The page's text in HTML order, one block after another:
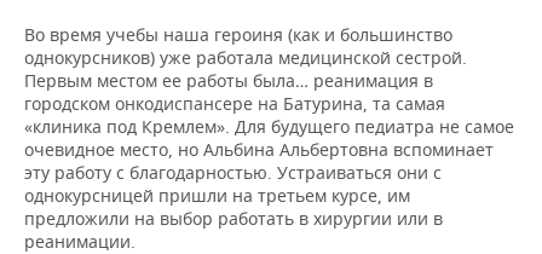
Во время учебы наша героиня (как и большинство
однокурсников) уже работала медицинской сестрой.
Первым местом ее работы была… реанимация в
городском онкодиспансере на Батурина, та самая
«клиника под Кремлем». Для будущего педиатра не самое
очевидное место, но Альбина Альбертовна вспоминает
эту работу с благодарностью. Устраиваться они с
однокурсницей пришли на третьем курсе, им
предложили на выбор работать в хирургии или в
реанимации.